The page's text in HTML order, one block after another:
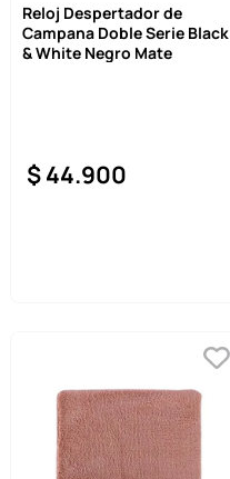
Reloj Despertador de
Campana Doble Serie Black
& White Negro Mate
$44.900